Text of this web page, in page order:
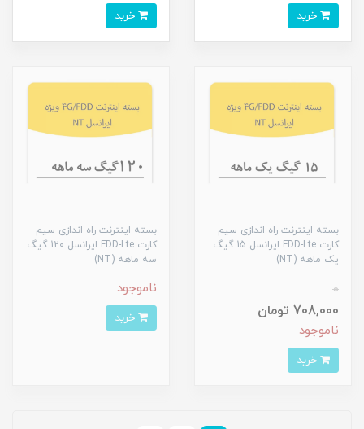
بسته اینترنت راه اندازی سیم
کارت FDD-Lte ایرانسل 15 گیگ
یک ماهه (NT)
0
708,000 تومان
ناموجود
بسته اینترنت راه اندازی سیم
کارت FDD-Lte ایرانسل 120 گیگ
سه ماهه (NT)
ناموجود